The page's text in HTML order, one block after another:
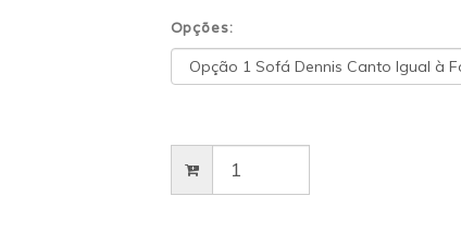
Opções: